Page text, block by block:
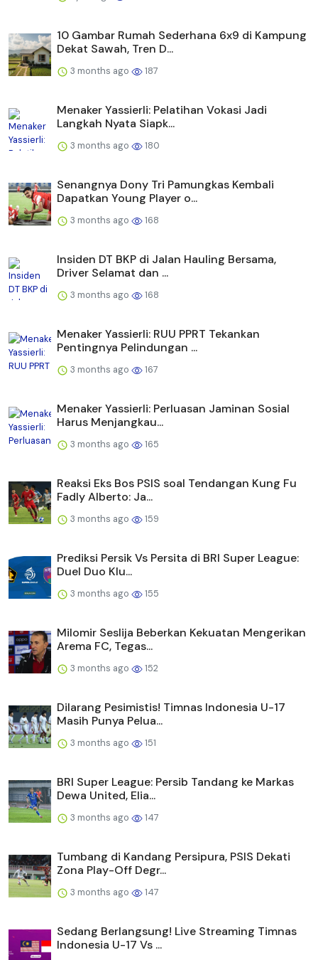
10 Gambar Rumah Sederhana 6x9 di Kampung
Dekat Sawah, Tren D...
3 months ago 187
Menaker Yassierli: Pelatihan Vokasi Jadi
Langkah Nyata Siapk...
3 months ago 180
Senangnya Dony Tri Pamungkas Kembali
Dapatkan Young Player o...
3 months ago 168
Insiden DT BKP di Jalan Hauling Bersama,
Driver Selamat dan ...
3 months ago 168
Menaker Yassierli: RUU PPRT Tekankan
Pentingnya Pelindungan ...
3 months ago 167
Menaker Yassierli: Perluasan Jaminan Sosial
Harus Menjangkau...
3 months ago 165
Reaksi Eks Bos PSIS soal Tendangan Kung Fu
Fadly Alberto: Ja...
3 months ago 159
Prediksi Persik Vs Persita di BRI Super League:
Duel Duo Klu...
3 months ago 155
Milomir Seslija Beberkan Kekuatan Mengerikan
Arema FC, Tegas...
3 months ago 152
Dilarang Pesimistis! Timnas Indonesia U-17
Masih Punya Pelua...
3 months ago 151
BRI Super League: Persib Tandang ke Markas
Dewa United, Elia...
3 months ago 147
Tumbang di Kandang Persipura, PSIS Dekati
Zona Play-Off Degr...
3 months ago 147
Sedang Berlangsung! Live Streaming Timnas
Indonesia U-17 Vs ...